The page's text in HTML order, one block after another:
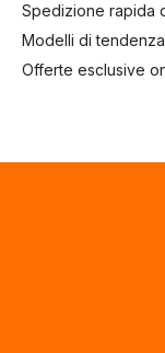
Spedizione rapida
Modelli di
Offerte esclusive